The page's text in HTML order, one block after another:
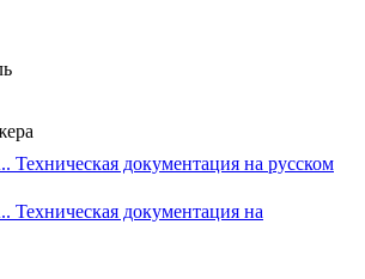
Техническая документация на русском
Техническая документация на